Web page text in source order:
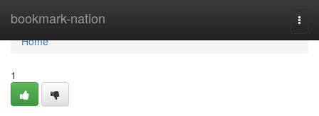
bookmark-nation
Home
Home
1